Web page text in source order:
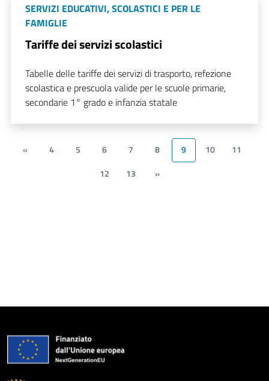
SERVIZI EDUCATIVI, SCOLASTICI E PER LE
FAMIGLIE
Tariffe dei servizi scolastici
Tabelle delle tariffe dei servizi di trasporto, refezione
scolastica e prescuola valide per le scuole primarie,
secondarie 1° grado e infanzia statale
« 4 5 6 7 8 9 10
11
12
13 »